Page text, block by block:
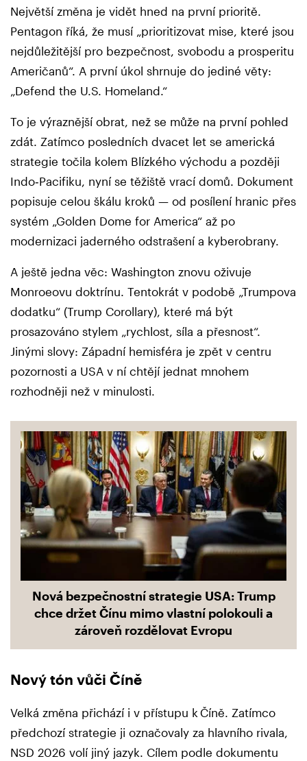
Největší změna je vidět hned na první prioritě.
Pentagon říká, že musí „prioritizovat mise, které jsou
nejdůležitější pro bezpečnost, svobodu a prosperitu
Američanů“. A první úkol shrnuje do jediné věty:
„Defend the U.S. Homeland.“
To je výraznější obrat, než se může na první pohled
zdát. Zatímco posledních dvacet let se americká
strategie točila kolem Blízkého východu a později
Indo‑Pacifiku, nyní se těžiště vrací domů. Dokument
popisuje celou škálu kroků — od posílení hranic přes
systém „Golden Dome for America“ až po
modernizaci jaderného odstrašení a kyberobrany.
A ještě jedna věc: Washington znovu oživuje
Monroeovu doktrínu. Tentokrát v podobě „Trumpova
dodatku“ (Trump Corollary), které má být
prosazováno stylem „rychlost, síla a přesnost“.
Jinými slovy: Západní hemisféra je zpět v centru
pozornosti a USA v ní chtějí jednat mnohem
rozhodněji než v minulosti.
Nová bezpečnostní strategie USA: Trump
chce držet Čínu mimo vlastní polokouli a
zároveň rozdělovat Evropu
Nový tón vůči Číně
Velká změna přichází i v přístupu k Číně. Zatímco
předchozí strategie ji označovaly za hlavního rivala,
NSD 2026 volí jiný jazyk. Cílem podle dokumentu